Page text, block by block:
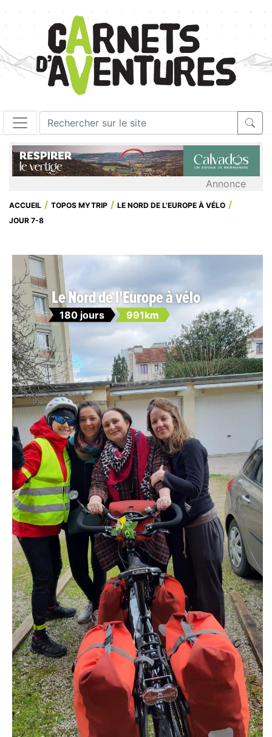
Annonce
ACCUEIL TOPOS MYTRIP
LE NORD DE L'EUROPE À VÉLO
JOUR 7-8
Le Nord de l'Europe à vélo
180 jours 991km